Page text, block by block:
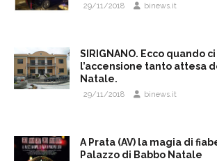
29/11/2018 binews.it
SIRIGNANO. Ecco quando
l’accensione tanto attesa
Natale.
29/11/2018 binews.it
A Prata (AV) la magia di
Palazzo di Babbo Natale